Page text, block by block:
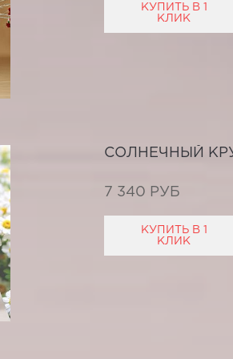
КУПИТЬ В 1
КЛИК
СОЛНЕЧНЫЙ
7 340 РУБ
КУПИТЬ В 1
КЛИК